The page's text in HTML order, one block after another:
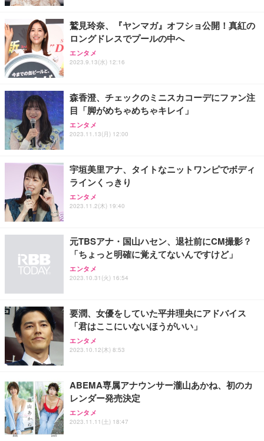
務用 おしゃれ パソコンチェア (ホワイト)
ANDWINT オフィスチェア デスクチェア 肘なし メ
ッシュ 通気性 ランバーサポート付き 腰サポート ガ
ス圧無段階昇降 360度回転 キャスター付き コンパク
【MiniLED/24.5inch/280Hz/FHD】GRAPHT THE S
HOOTER Gaming Monitor 24” Essential ゲーミン
グモニター QD 24.5インチ 1ms FHD 量子ドット 残
アイリスオーヤマ ペットシーツ 超厚型 お徳用 レギ
ュラー 200枚入【Amazon.co.jp限定】
鷲見玲奈、『ヤンマガ』オフショ公開！真紅の
ロングドレスでプールの中へ
エンタメ
2023.9.13(水) 12:16
森香澄、チェックのミニスカコーデにファン注
目「脚がめちゃめちゃキレイ」
エンタメ
2023.11.13(月) 12:00
宇垣美里アナ、タイトなニットワンピでボディ
ラインくっきり
エンタメ
2023.11.2(木) 19:40
元TBSアナ・国山ハセン、退社前にCM撮影？
「ちょっと明確に覚えてないんですけど」
エンタメ
2023.10.31(火) 16:54
要潤、女優をしていた平井理央にアドバイス
「君はここにいないほうがいい」
エンタメ
2023.10.12(木) 8:53
ABEMA専属アナウンサー瀧山あかね、初のカ
レンダー発売決定
エンタメ
2023.11.11(土) 18:47